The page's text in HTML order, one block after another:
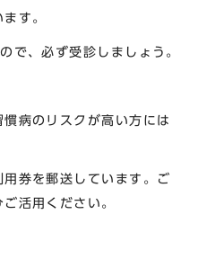
す。
で、必ず受診しましょう。
病のリスクが高い方には
券を郵送しています。ご
活用ください。